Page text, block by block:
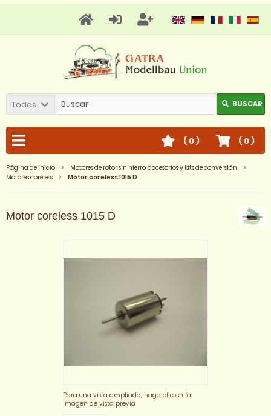
Todas BUSCAR
( 0)
( 0)
Página de inicio
Motores de rotor sin hierro, accesorios y kits de conversión
Motores coreless
Motor coreless 1015 D
Motor coreless 1015 D
Para una vista ampliada, haga clic en la
imagen de vista previa